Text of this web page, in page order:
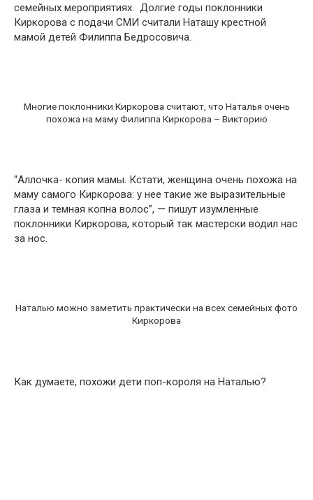
семейных мероприятиях. Долгие годы поклонники
Киркорова с подачи СМИ считали Наташу крестной
мамой детей Филиппа Бедросовича.
Многие поклонники Киркорова считают, что Наталья очень
похожа на маму Филиппа Киркорова – Викторию
“Аллочка- копия мамы. Кстати, женщина очень похожа на
маму самого Киркорова: у нее такие же выразительные
глаза и темная копна волос”, — пишут изумленные
поклонники Киркорова, который так мастерски водил нас
за нос.
Наталью можно заметить практически на всех семейных фото
Киркорова
Как думаете, похожи дети поп-короля на Наталью?